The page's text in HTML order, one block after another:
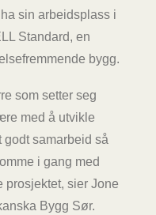
sin arbeidsplass i
Standard, en
bygg.
som setter seg
med å utvikle
godt samarbeid så
i gang med
prosjektet, sier Jone
Bygg Sør.